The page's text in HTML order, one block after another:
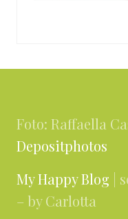
Foto: Raffaella
Depositphotos
My Happy Blog |
– by Carlotta